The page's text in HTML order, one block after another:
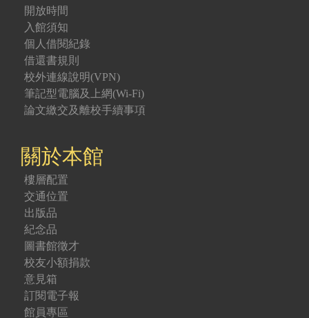
開放時間
入館須知
個人借閱紀錄
借還書規則
校外連線說明(VPN)
筆記型電腦及上網(Wi-Fi)
論文繳交及離校手續事項
關於本館
樓層配置
交通位置
出版品
紀念品
圖書館徵才
校友小額捐款
意見箱
訂閱電子報
館員專區